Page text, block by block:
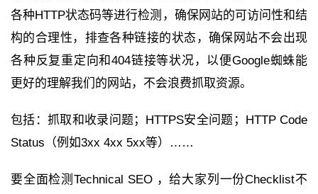
各种HTTP状态码等进行检测，确保网站的可访问性和结
构的合理性，排查各种链接的状态，确保网站不会出现
各种反复重定向和404链接等状况，以便Google蜘蛛能
更好的理解我们的网站，不会浪费抓取资源。
包括：抓取和收录问题；HTTPS安全问题；HTTP Code
Status（例如3xx 4xx 5xx等）……
要全面检测Technical SEO ，给大家列一份Checklist不